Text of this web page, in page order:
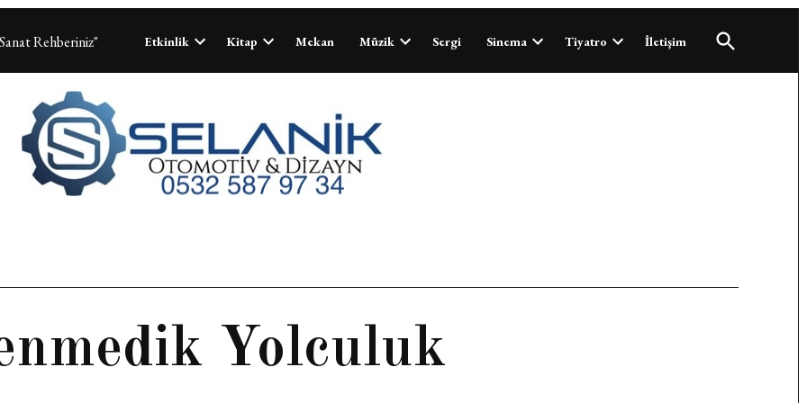
Rehberiniz" Etkinlik Kitap Mekan Müzik Sergi Sinema Tiyatro İletişim
Open
Search
Yolculuk